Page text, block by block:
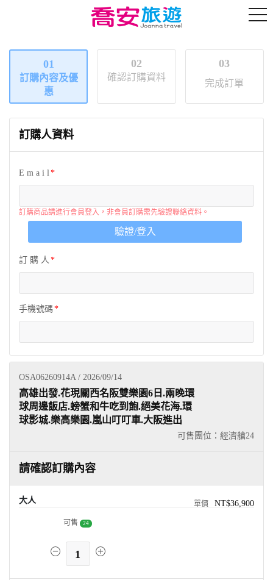
01
訂購內容及優
惠
02
確認訂購資料
03
完成訂單
訂購人資料
E m a i l
訂購商品請進行會員登入，非會員訂購需先驗證聯絡資料。
驗證/登入
訂 購 人
手機號碼
OSA06260914A / 2026/09/14
可售團位：經濟艙24
高雄出發.花現關西名阪雙樂園6日.兩晚環
球周邊飯店.螃蟹和牛吃到飽.絕美花海.環
球影城.樂高樂園.嵐山叮叮車.大阪進出
請確認訂購內容
大人 NT$36,900
可售 24
1